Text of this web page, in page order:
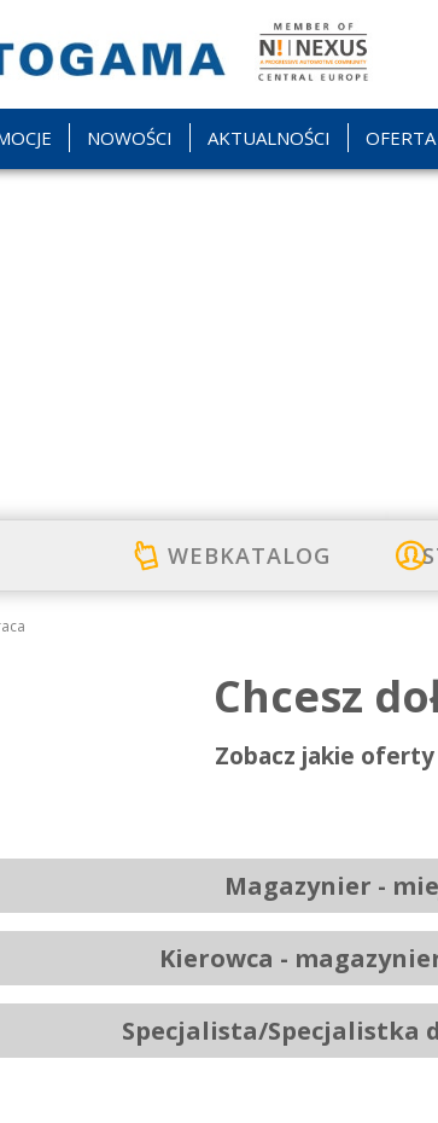
NOWOŚCI AKTUALNOŚCI OFERTA
WEBKATALOG
Chcesz
Zobacz jakie
Magazynier -
Kierowca -
Specjalista/Specjalistka